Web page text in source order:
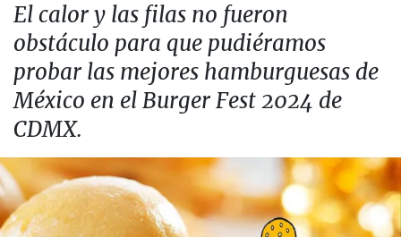
El calor y las filas no fueron
obstáculo para que pudiéramos
probar las mejores hamburguesas de
México en el Burger Fest 2024 de
CDMX.